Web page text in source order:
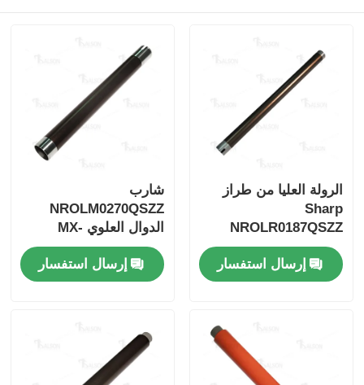
HP Toner Chip
شريحة حبر زيروكس
شريحة حبر كيوسيرا
شريحة حبر سامسونج
رقاقة التونر OKI
الرولة العليا من طراز
Sharp
NROLR0187QSZZ
1808/2008/2048/4818
إرسال استفسار
شارب
NROLM0270QSZZ
الدوال العلوي MX-
B350P/MX-
B350W/MX-B355W
إرسال استفسار